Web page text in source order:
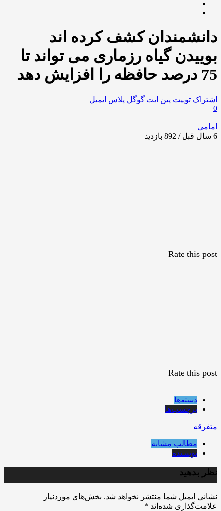
️دانشمندان کشف کرده اند
بوییدن گیاه رزماری می تواند تا
75 درصد حافظه را افزایش دهد
اشتراک توییت پین ایت گوگل‌ پلاس ایمیل
0
امامی
6 سال قبل / 892
بازدید
Rate this post
Rate this post
دسته‌ها
برچسب‌ها
متفرقه
مطالب مشابه
نویسنده
نظر بدهید
نشانی ایمیل شما منتشر نخواهد شد. بخش‌های موردنیاز
علامت‌گذاری شده‌اند *